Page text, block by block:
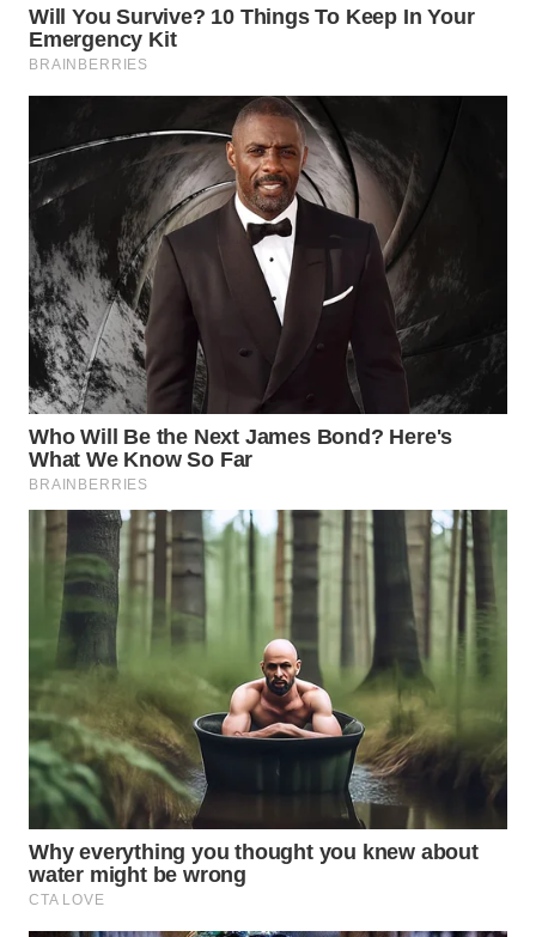
WN
KEPULAUAN
SERIBU
WN
TANGERANG
WN
BINJAI
WN
CIREBON
WN
INDRAMAYU
WN
KUNINGAN
WN
MAJALENGKA
WN
SUBANG
WN
SUKABUMI
WN
PURWAKARTA